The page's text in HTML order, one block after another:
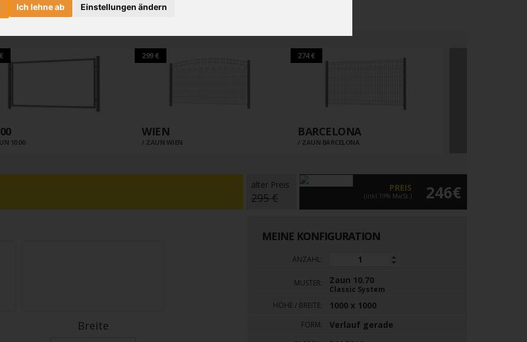
Ich lehne ab Einstellungen ändern
Ihr Wunschtor, egal ob Schiebetor, Drehtor, Pforte oder Zaunfeld planen.
sowie das gewünschte Zubehör ein.
10.00
WIEN
ZAUN WIEN
299 €
BARCELONA
ZAUN BARCELONA
274 €
alter Preis
295 €
PREIS
(inkl 19% MwSt.) 246€
Breite
MEINE KONFIGURATION
ANZAHL:
MUSTER: Zaun 10.70
Classic System
HÖHE / BREITE: 1000 x 1000
FORM: Verlauf gerade